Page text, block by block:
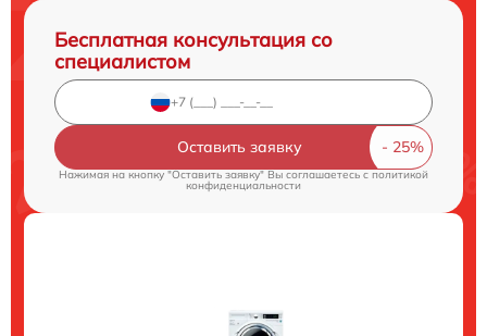
Бесплатная консультация со
специалистом
Оставить заявку
Нажимая на кнопку "Оставить заявку" Вы соглашаетесь cполитикой
конфиденциальности